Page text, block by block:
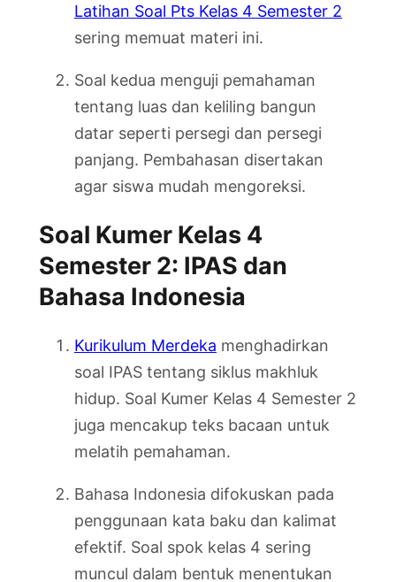
Latihan Soal Pts Kelas 4 Semester 2
sering memuat materi ini.
Soal kedua menguji pemahaman
tentang luas dan keliling bangun
datar seperti persegi dan persegi
panjang. Pembahasan disertakan
agar siswa mudah mengoreksi.
Soal Kumer Kelas 4
Semester 2: IPAS dan
Bahasa Indonesia
Kurikulum Merdeka menghadirkan
soal IPAS tentang siklus makhluk
hidup. Soal Kumer Kelas 4 Semester 2
juga mencakup teks bacaan untuk
melatih pemahaman.
Bahasa Indonesia difokuskan pada
penggunaan kata baku dan kalimat
efektif. Soal spok kelas 4 sering
muncul dalam bentuk menentukan